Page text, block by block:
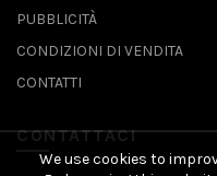
PUBBLICITÀ
CONDIZIONI DI VENDITA
CONTATTI
CONTATTACI
We use cookies to